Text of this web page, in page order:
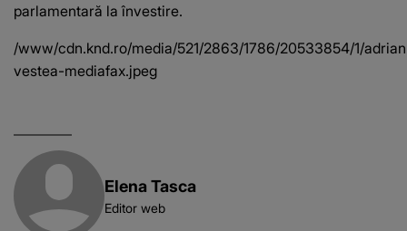
parlamentară la învestire.
/www/cdn.knd.ro/media/521/2863/1786/20533854/1/
vestea-mediafax.jpeg
Elena Tasca
Editor web